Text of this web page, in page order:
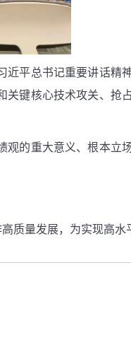
平总书记重要讲话精
键核心技术攻关、抢
的重大意义、根本立
质量发展，为实现高水